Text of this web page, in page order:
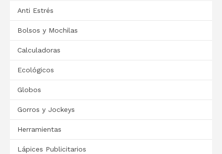
Anti Estrés
Bolsos y Mochilas
Calculadoras
Ecológicos
Globos
Gorros y Jockeys
Herramientas
Lápices Publicitarios